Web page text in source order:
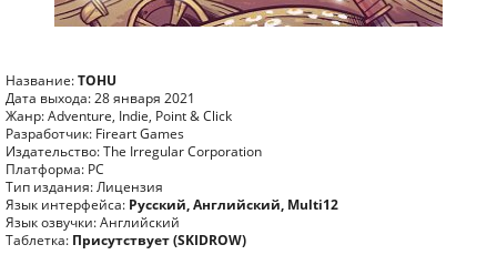
Название:TOHU
Дата выхода: 28 января 2021
Жанр: Adventure, Indie, Point & Click
Разработчик: Fireart Games
Издательство: The Irregular Corporation
Платформа: PC
Тип издания: Лицензия
Язык интерфейса: Русский, Английский, Multi12
Язык озвучки: Английский
Таблетка: Присутствует (SKIDROW)